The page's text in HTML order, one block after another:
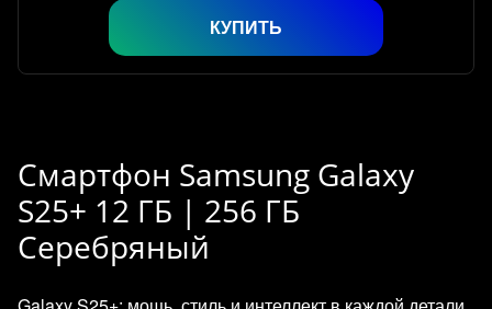
КУПИТЬ
Смартфон Samsung Galaxy
S25+ 12 ГБ | 256 ГБ
Cеребряный